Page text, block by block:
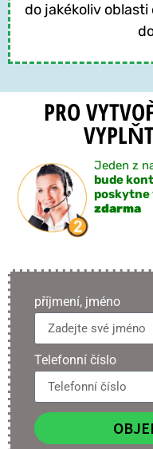
do jakékoliv
PRO
Jeden z
bude
poskytne
zdarma
příjmení, jméno
Telefonní číslo